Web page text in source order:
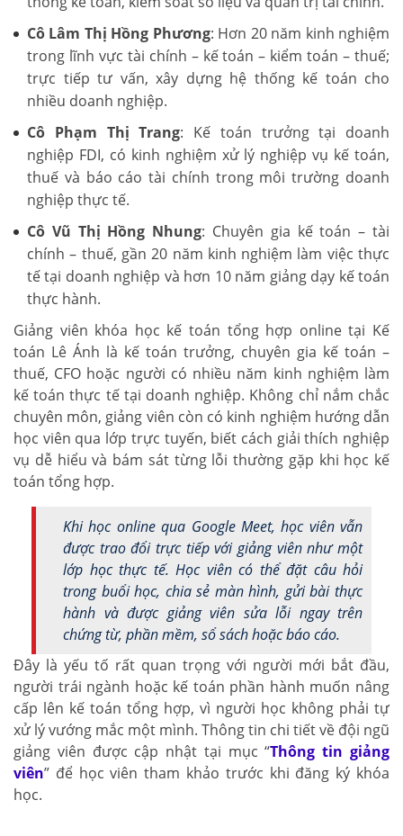
Cô Lâm Thị Hồng Phương: Hơn 20 năm kinh nghiệm
trong lĩnh vực tài chính – kế toán – kiểm toán – thuế;
trực tiếp tư vấn, xây dựng hệ thống kế toán cho
nhiều doanh nghiệp.
Cô Phạm Thị Trang: Kế toán trưởng tại doanh
nghiệp FDI, có kinh nghiệm xử lý nghiệp vụ kế toán,
thuế và báo cáo tài chính trong môi trường doanh
nghiệp thực tế.
Cô Vũ Thị Hồng Nhung: Chuyên gia kế toán – tài
chính – thuế, gần 20 năm kinh nghiệm làm việc thực
tế tại doanh nghiệp và hơn 10 năm giảng dạy kế toán
thực hành.
Giảng viên khóa học kế toán tổng hợp online tại Kế
toán Lê Ánh là kế toán trưởng, chuyên gia kế toán –
thuế, CFO hoặc người có nhiều năm kinh nghiệm làm
kế toán thực tế tại doanh nghiệp. Không chỉ nắm chắc
chuyên môn, giảng viên còn có kinh nghiệm hướng dẫn
học viên qua lớp trực tuyến, biết cách giải thích nghiệp
vụ dễ hiểu và bám sát từng lỗi thường gặp khi học kế
toán tổng hợp.
Khi học online qua Google Meet, học viên vẫn
được trao đổi trực tiếp với giảng viên như một
lớp học thực tế. Học viên có thể đặt câu hỏi
trong buổi học, chia sẻ màn hình, gửi bài thực
hành và được giảng viên sửa lỗi ngay trên
chứng từ, phần mềm, sổ sách hoặc báo cáo.
Đây là yếu tố rất quan trọng với người mới bắt đầu,
người trái ngành hoặc kế toán phần hành muốn nâng
cấp lên kế toán tổng hợp, vì người học không phải tự
xử lý vướng mắc một mình. Thông tin chi tiết về đội ngũ
giảng viên được cập nhật tại mục “Thông tin giảng
viên” để học viên tham khảo trước khi đăng ký khóa
học.